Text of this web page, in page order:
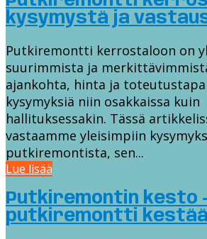
kysymystä ja
Putkiremontti kerrostaloon on
suurimmista ja
ajankohta, hinta ja
kysymyksiä niin osakkaissa kuin
hallituksessakin. Tässä
vastaamme yleisimpiin
putkiremontista, sen...
Lue lisää
Putkiremontin kesto
putkiremontti